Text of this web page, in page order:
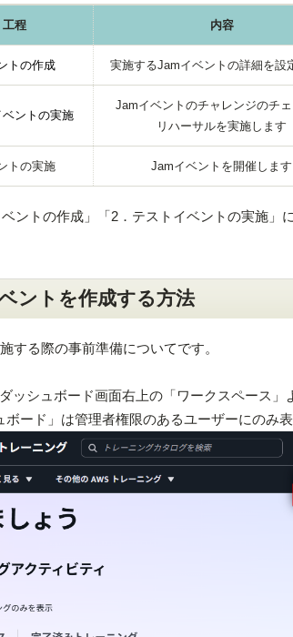
工程 内容
トの作成 実施するJamイベントの詳細を設
ベントの実施
Jamイベントのチャレンジのチ
リハーサルを実施します
トの実施 Jamイベントを開催します
ントの作成」「2．テストイベントの実施」
ントを作成する方法
する際の事前準備についてです。
ッシュボード画面右上の「ワークスペース」
ード」は管理者権限のあるユーザーにのみ表